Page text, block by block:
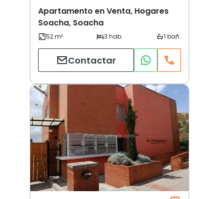
Apartamento en Venta, Hogares
Soacha, Soacha
Contactar